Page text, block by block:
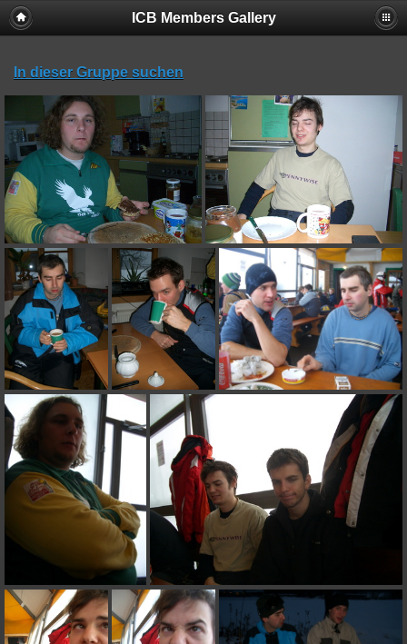
ICB Members Gallery
In dieser Gruppe suchen